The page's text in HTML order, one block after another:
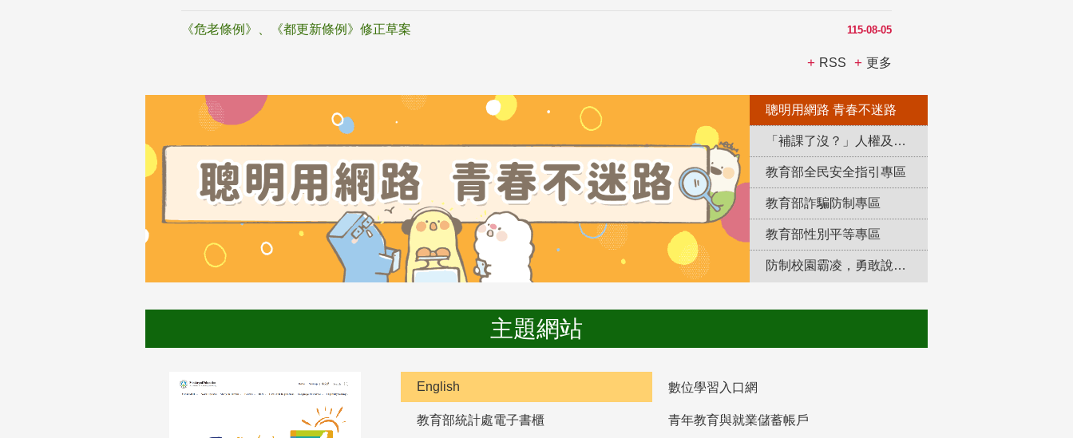
115-08-05
《危老條例》、《都更新條例》修正草案
RSS 更多
聰明用網路 青春不迷路
「補課了沒？」人權及轉型正義教育專區
教育部全民安全指引專區
教育部詐騙防制專區
教育部性別平等專區
防制校園霸凌，勇敢說出來！
主題網站
English 數位學習入口網
教育部統計處電子書櫃 青年教育與就業儲蓄帳戶